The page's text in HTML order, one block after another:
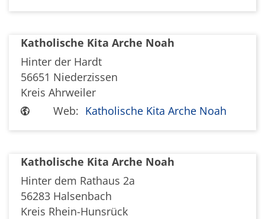
Katholische Kita Arche Noah
Hinter der Hardt
56651 Niederzissen
Kreis Ahrweiler
Web: Katholische Kita Arche Noah
Katholische Kita Arche Noah
Hinter dem Rathaus 2a
56283 Halsenbach
Kreis Rhein-Hunsrück